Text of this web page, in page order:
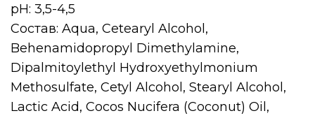
pH: 3,5-4,5
Состав: Aqua, Сetearyl Alcohol,
Behenamidopropyl Dimethylamine,
Dipalmitoylethyl Hydroxyethylmonium
Methosulfate, Cetyl Alcohol, Stearyl Alcohol,
Lactic Acid, Coсos Nucifera (Coconut) Oil,